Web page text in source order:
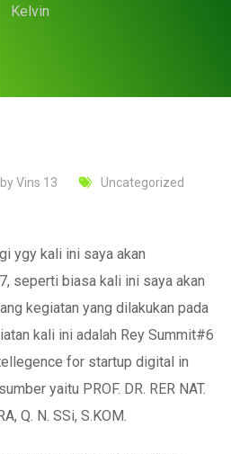
Kelvin
byVins 13
Uncategorized
ygy kali ini saya akan
seperti biasa kali ini saya akan
kegiatan yang dilakukan pada
kali ini adalah Rey Summit#6
for startup digital in
yaitu PROF. DR. RER NAT.
Q. N. SSi, S.KOM.